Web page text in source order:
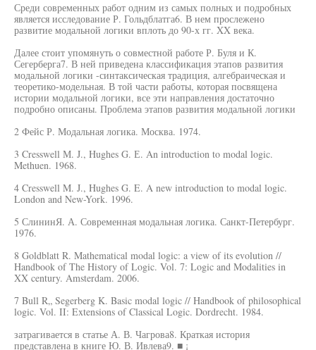
Среди современных работ одним из самых полных и подробных
является исследование Р. Гольдблатга6. В нем прослежено
развитие модальной логики вплоть до 90-х гг. XX века.
Далее стоит упомянуть о совместной работе Р. Буля и К.
Сегерберга7. В ней приведена классификация этапов развития
модальной логики -синтаксическая традиция, алгебраическая и
теоретико-модельная. В той части работы, которая посвящена
истории модальной логики, все эти направления достаточно
подробно описаны. Проблема этапов развития модальной логики
2 Фейс Р. Модальная логика. Москва. 1974.
3 Cresswell М. J., Hughes G. Е. An introduction to modal logic.
Methuen. 1968.
4 Cresswell M. J., Hughes G. E. A new introduction to modal logic.
London and New-York. 1996.
5 СлининЯ. А. Современная модальная логика. Санкт-Петербург.
1976.
8 Goldblatt R. Mathematical modal logic: a view of its evolution //
Handbook of The History of Logic. Vol. 7: Logic and Modalities in
XX century. Amsterdam. 2006.
7 Bull R„ Segerberg K. Basic modal logic // Handbook of philosophical
logic. Vol. II: Extensions of Classical Logic. Dordrecht. 1984.
затрагивается в статье А. В. Чагрова8. Краткая история
представлена в книге Ю. В. Ивлева9. ■ ¡